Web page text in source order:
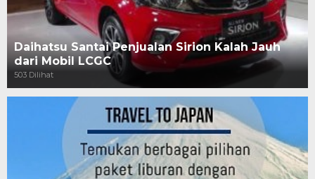
Daihatsu Santai Penjualan Sirion Kalah Jauh
dari Mobil LCGC
503 Dilihat